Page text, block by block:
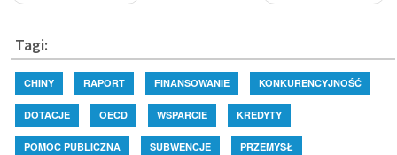
Tagi:
CHINY RAPORT FINANSOWANIE KONKURENCYJNOŚĆ
DOTACJE OECD WSPARCIE KREDYTY
POMOC PUBLICZNA SUBWENCJE PRZEMYSŁ